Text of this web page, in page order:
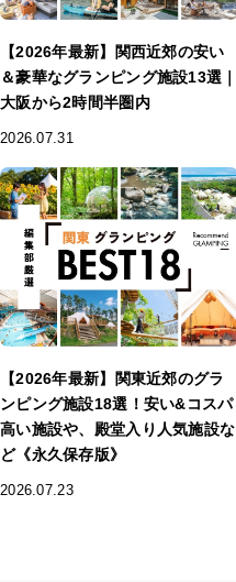
【2026年最新】関西近郊の安い
＆豪華なグランピング施設13選｜
大阪から2時間半圏内
2026.07.31
【2026年最新】関東近郊のグラ
ンピング施設18選！安い&コスパ
高い施設や、殿堂入り人気施設な
ど《永久保存版》
2026.07.23